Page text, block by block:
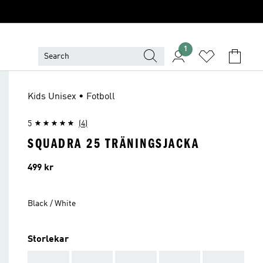
1
Kids Unisex • Fotboll
5 (4)
SQUADRA 25 TRÄNINGSJACKA
Pris
499 kr
Black / White
Storlekar